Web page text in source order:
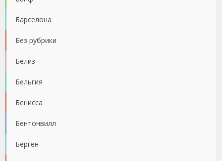
Барселона
Без рубрики
Белиз
Бельгия
Бенисса
Бентонвилл
Берген